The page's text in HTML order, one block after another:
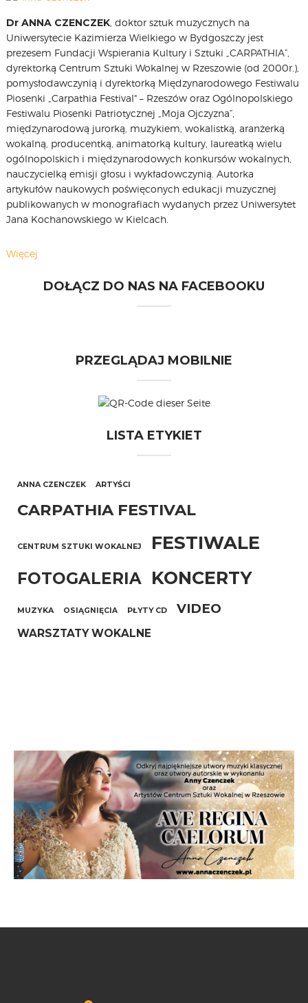
Dr ANNA CZENCZEK, doktor sztuk muzycznych na
Uniwersytecie Kazimierza Wielkiego w Bydgoszczy jest
prezesem Fundacji Wspierania Kultury i Sztuki „CARPATHIA”,
dyrektorką Centrum Sztuki Wokalnej w Rzeszowie (od 2000r.),
pomysłodawczynią i dyrektorką Międzynarodowego Festiwalu
Piosenki „Carpathia Festival" – Rzeszów oraz Ogólnopolskiego
Festiwalu Piosenki Patriotycznej „Moja Ojczyzna”,
międzynarodową jurorką, muzykiem, wokalistką, aranżerką
wokalną, producentką, animatorką kultury, laureatką wielu
ogólnopolskich i międzynarodowych konkursów wokalnych,
nauczycielką emisji głosu i wykładowczynią. Autorka
artykułów naukowych poświęconych edukacji muzycznej
publikowanych w monografiach wydanych przez Uniwersytet
Jana Kochanowskiego w Kielcach.
Więcej
DOŁĄCZ DO NAS NA FACEBOOKU
PRZEGLĄDAJ MOBILNIE
LISTA ETYKIET
ANNA CZENCZEK ARTYŚCI
CARPATHIA FESTIVAL
CENTRUM SZTUKI WOKALNEJ FESTIWALE
FOTOGALERIA KONCERTY
MUZYKA OSIĄGNIĘCIA PŁYTY CD VIDEO
WARSZTATY WOKALNE